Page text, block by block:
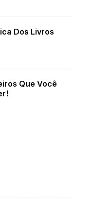
Dos Livros
Que Você